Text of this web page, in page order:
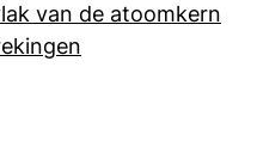
van de atoomkern